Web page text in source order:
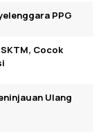
PPG
Cocok
Ulang